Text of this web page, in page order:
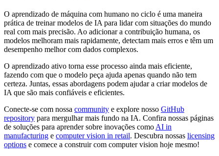
O aprendizado de máquina com humano no ciclo é uma maneira
prática de treinar modelos de IA para lidar com situações do mundo
real com mais precisão. Ao adicionar a contribuição humana, os
modelos melhoram mais rapidamente, detectam mais erros e têm um
desempenho melhor com dados complexos.
O aprendizado ativo torna esse processo ainda mais eficiente,
fazendo com que o modelo peça ajuda apenas quando não tem
certeza. Juntas, essas abordagens podem ajudar a criar modelos de
IA que são mais confiáveis e eficientes.
Conecte-se com nossa community e explore nosso GitHub
repository para mergulhar mais fundo na IA. Confira nossas páginas
de soluções para aprender sobre inovações como AI in
manufacturing e computer vision in retail. Descubra nossas licensing
options e comece a construir com computer vision hoje mesmo!